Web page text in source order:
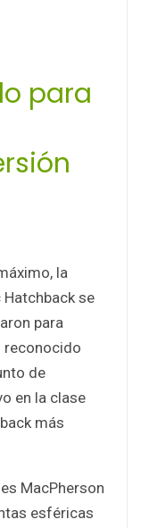
para
la
se
para
reconocido
de
en la clase
más
MacPherson
esféricas